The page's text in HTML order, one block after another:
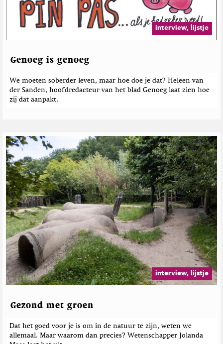
interview, lijstje
Genoeg is genoeg
We moeten soberder leven, maar hoe doe je dat? Heleen van
der Sanden, hoofdredacteur van het blad Genoeg laat zien hoe
zij dat aanpakt.
interview, lijstje
Gezond met groen
Dat het goed voor je is om in de natuur te zijn, weten we
allemaal. Maar waarom dan precies? Wetenschapper Jolanda